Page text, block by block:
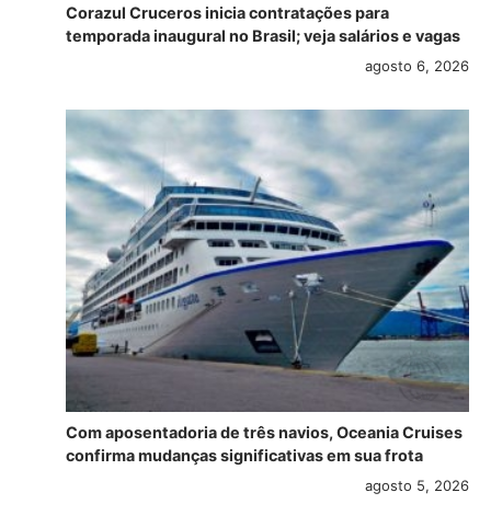
Corazul Cruceros inicia contratações para
temporada inaugural no Brasil; veja salários e vagas
agosto 6, 2026
Com aposentadoria de três navios, Oceania Cruises
confirma mudanças significativas em sua frota
agosto 5, 2026